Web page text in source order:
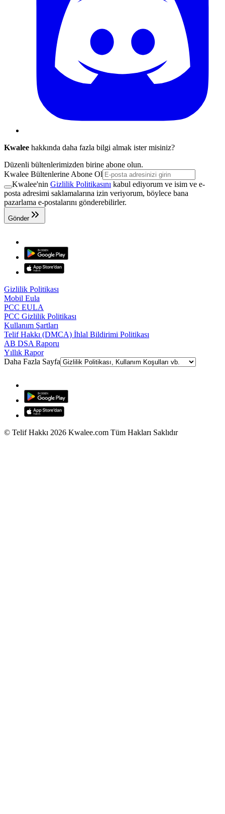
Kwalee hakkında daha fazla bilgi almak ister misiniz?
Düzenli bültenlerimizden birine abone olun.
Kwalee Bültenlerine Abone Ol
Kwalee'nin Gizlilik Politikasını kabul ediyorum ve isim ve e-
posta adresimi saklamalarına izin veriyorum, böylece bana
pazarlama e-postalarını gönderebilirler.
Gönder
Gizlilik Politikası
Mobil Eula
PCC EULA
PCC Gizlilik Politikası
Kullanım Şartları
Telif Hakkı (DMCA) İhlal Bildirimi Politikası
AB DSA Raporu
Yıllık Rapor
Daha Fazla Sayfa
© Telif Hakkı 2026 Kwalee.com Tüm Hakları Saklıdır